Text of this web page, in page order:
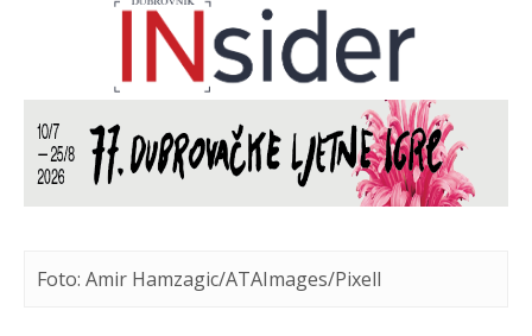
Foto: Amir Hamzagic/ATAImages/Pixell